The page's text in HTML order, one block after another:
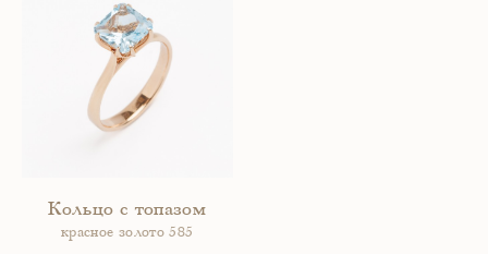
Кольцо с топазом
красное золото 585